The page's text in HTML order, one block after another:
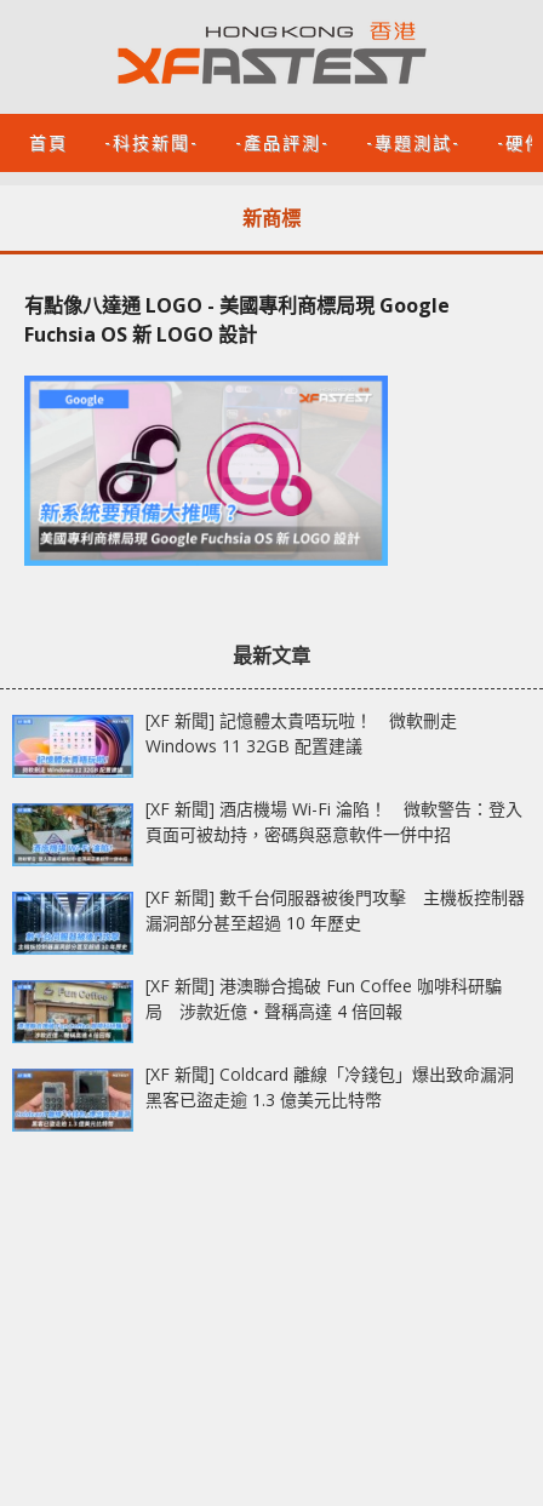
首頁 -科技新聞- -產品評測- -專題測試- -硬
新商標
有點像八達通 LOGO - 美國專利商標局現 Google
Fuchsia OS 新 LOGO 設計
最新文章
[XF 新聞] 記憶體太貴唔玩啦！ 微軟刪走
Windows 11 32GB 配置建議
[XF 新聞] 酒店機場 Wi-Fi 淪陷！ 微軟警告：登入
頁面可被劫持，密碼與惡意軟件一併中招
[XF 新聞] 數千台伺服器被後門攻擊 主機板控制器
漏洞部分甚至超過 10 年歷史
[XF 新聞] 港澳聯合搗破 Fun Coffee 咖啡科研騙
局 涉款近億‧聲稱高達 4 倍回報
[XF 新聞] Coldcard 離線「冷錢包」爆出致命漏洞
黑客已盜走逾 1.3 億美元比特幣